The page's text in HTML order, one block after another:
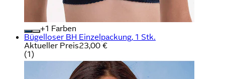
+
Farben
Bügelloser BH Einzelpackung, 1 Stk.
Aktueller Preis23,00 €
(1)